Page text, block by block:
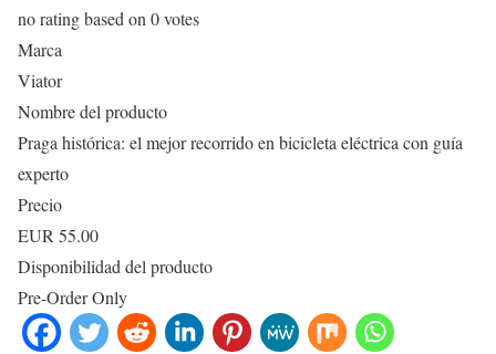
no ratingbased on 0votes
Marca
Viator
Nombre del producto
Praga histórica: el mejor recorrido en bicicleta eléctrica con guía
experto
Precio
EUR 55.00
Disponibilidad del producto
Pre-Order Only